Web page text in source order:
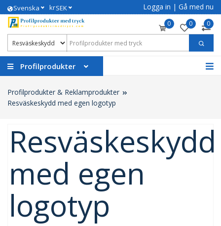
Svenska krSEK Logga in | Gå med nu
0 0 0
Profilprodukter
Profilprodukter & Reklamprodukter
Resväskeskydd med egen logotyp
Resväskeskydd
med egen
logotyp